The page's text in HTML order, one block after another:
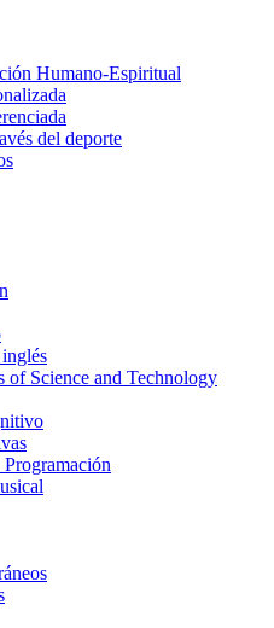
Humano-Espiritual
del deporte
of Science and Technology